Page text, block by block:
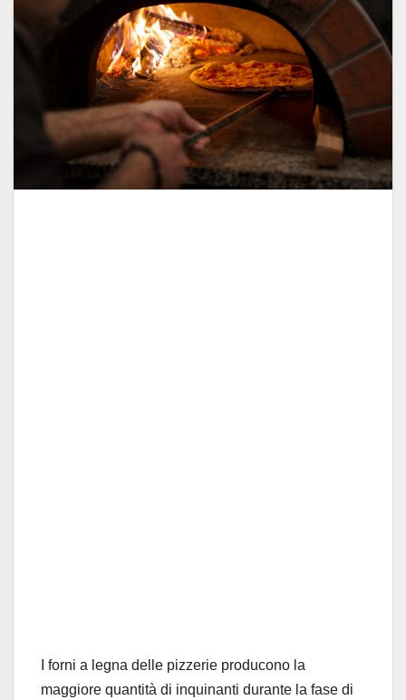
I forni a legna delle pizzerie producono la
maggiore quantità di inquinanti durante la fase di